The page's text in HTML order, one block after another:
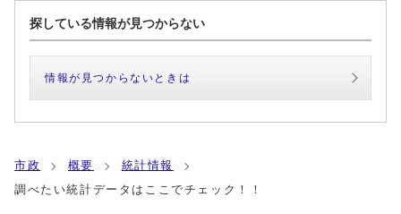
探している情報が見つからない
情報が見つからないときは
市政 概要
統計情報
調べたい統計データはここでチェック！！